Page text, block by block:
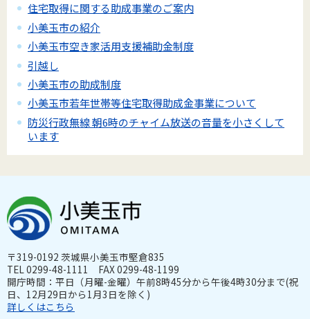
住宅取得に関する助成事業のご案内
小美玉市の紹介
小美玉市空き家活用支援補助金制度
引越し
小美玉市の助成制度
小美玉市若年世帯等住宅取得助成金事業について
防災行政無線 朝6時のチャイム放送の音量を小さくして
います
〒319-0192 茨城県小美玉市堅倉835
TEL 0299-48-1111 FAX 0299-48-1199
開庁時間：平日（月曜-金曜）午前8時45分から午後4時30分まで(祝
日、12月29日から1月3日を除く)
詳しくはこちら